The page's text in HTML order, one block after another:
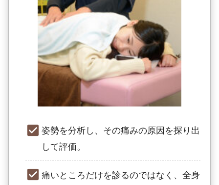
姿勢を分析し、その痛みの原因を探り出
して評価。
痛いところだけを診るのではなく、全身